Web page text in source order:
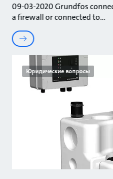
09-03-2020 Grundfos
a firewall or connected to
Юридические вопросы